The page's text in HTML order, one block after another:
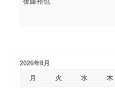
2026年8月
月
火 水 木